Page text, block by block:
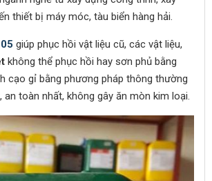
thiết bị máy móc, tàu biển hàng hải.
giúp phục hồi vật liệu cũ, các vật liệu,
không thể phục hồi hay sơn phủ bằng
cạo gỉ bằng phương pháp thông thường
an toàn nhất, không gây ăn mòn kim loại.